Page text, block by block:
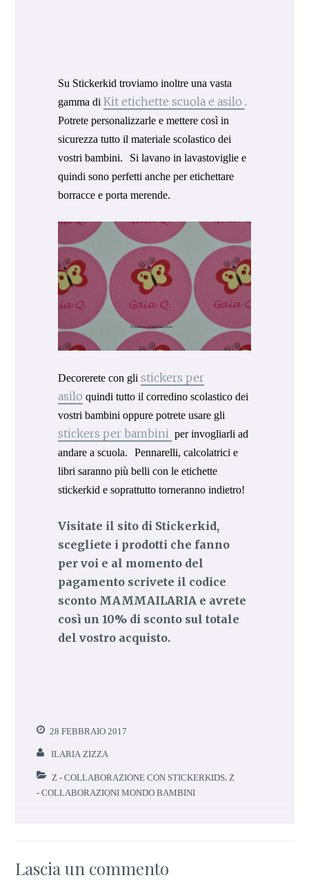
Su Stickerkid troviamo inoltre una vasta
gamma di Kit etichette scuola e asilo .
Potrete personalizzarle e mettere così in
sicurezza tutto il materiale scolastico dei
vostri bambini. Si lavano in lavastoviglie e
quindi sono perfetti anche per etichettare
borracce e porta merende.
Decorerete con gli stickers per
asilo quindi tutto il corredino scolastico dei
vostri bambini oppure potrete usare gli
stickers per bambini per invogliarli ad
andare a scuola. Pennarelli, calcolatrici e
libri saranno più belli con le etichette
stickerkid e soprattutto torneranno indietro!
Visitate il sito di Stickerkid,
scegliete i prodotti che fanno
per voi e al momento del
pagamento scrivete il codice
sconto MAMMAILARIA e avrete
così un 10% di sconto sul totale
del vostro acquisto.
28 FEBBRAIO 2017
ILARIA ZIZZA
Z - COLLABORAZIONE CON STICKERKIDS Z
- COLLABORAZIONI MONDO BAMBINI
Lascia un commento